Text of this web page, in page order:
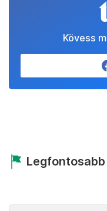
Kövess
Legfontosabb